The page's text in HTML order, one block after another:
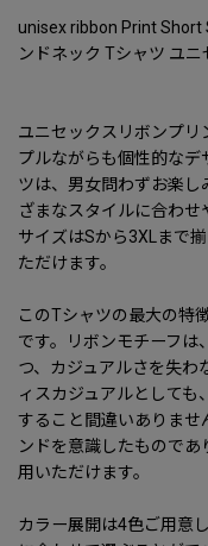
unisex ribbon Print
ンドネック Tシャツ ユニ
ユニセックスリボンプ
プルながらも個性的なデ
ツは、男女問わずお楽し
ざまなスタイルに合わせ
サイズはSから3XLまで
ただけます。
このTシャツの最大の特
です。リボンモチーフは
つ、カジュアルさを失わ
ィスカジュアルとしても
すること間違いありませ
ンドを意識したもので
用いただけます。
カラー展開は4色ご用意